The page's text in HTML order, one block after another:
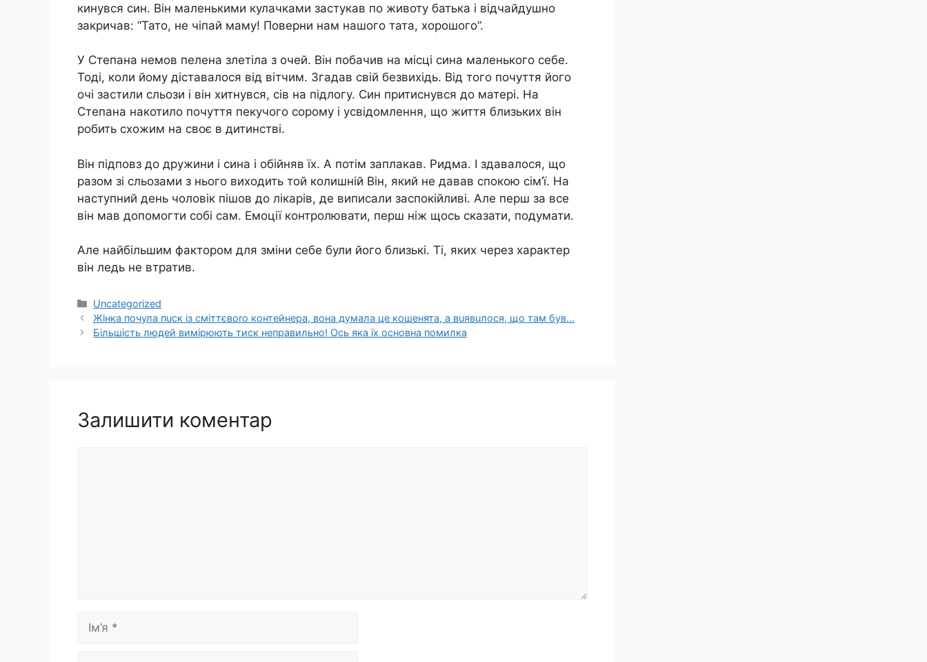
кинувся син. Він маленькими кулачками застукав по животу батька і відчайдушно
закричав: “Тато, не чіпай маму! Поверни нам нашого тата, хорошого”.
У Степана немов пелена злетіла з очей. Він побачив на місці сина маленького себе.
Тоді, коли йому діставалося від вітчим. Згадав свій безвихідь. Від того почуття його
очі застили сльози і він хитнувся, сів на підлогу. Син притиснувся до матері. На
Степана накотило почуття пекучого сорому і усвідомлення, що життя близьких він
робить схожим на своє в дитинстві.
Він підповз до дружини і сина і обійняв їх. А потім заплакав. Ридма. І здавалося, що
разом зі сльозами з нього виходить той колишній Він, який не давав спокою сім’ї. На
наступний день чоловік пішов до лікарів, де виписали заспокійливі. Але перш за все
він мав допомогти собі сам. Емоції контролювати, перш ніж щось сказати, подумати.
Але найбільшим фактором для зміни себе були його близькі. Ті, яких через характер
він ледь не втратив.
Категорії
Uncategorized
Жінка почула пuск із сміттєвоrо контейнера, вона думала це кошенята, а вuявuлося, що там був…
Більшість людей вимірюють тиск неправильно! Оcь яка їх основна помилка
Залишити коментар